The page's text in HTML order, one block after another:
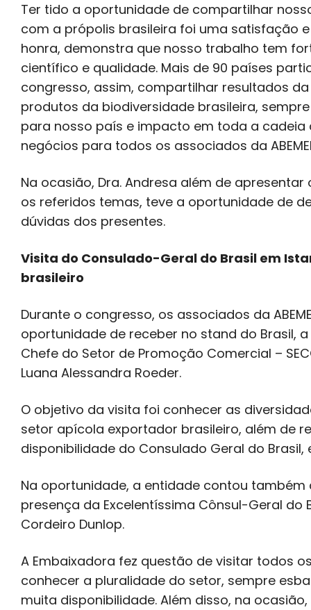
Ter tido a oportunidade de compartilhar
com a própolis brasileira foi uma satisfação
honra, demonstra que nosso trabalho tem
científico e qualidade. Mais de 90 países
congresso, assim, compartilhar resultados
produtos da biodiversidade brasileira,
para nosso país e impacto em toda a cadeia
negócios para todos os associados da
Na ocasião, Dra. Andresa além de
os referidos temas, teve a oportunidade de
dúvidas dos presentes.
Visita do Consulado-Geral do Brasil em
brasileiro
Durante o congresso, os associados da
oportunidade de receber no stand do Brasil, a
Chefe do Setor de Promoção Comercial –
Luana Alessandra Roeder.
O objetivo da visita foi conhecer as
setor apícola exportador brasileiro, além de
disponibilidade do Consulado Geral do Brasil,
Na oportunidade, a entidade contou também
presença da Excelentíssima Cônsul-Geral do
Cordeiro Dunlop.
A Embaixadora fez questão de visitar todos
conhecer a pluralidade do setor, sempre
muita disponibilidade. Além disso, na